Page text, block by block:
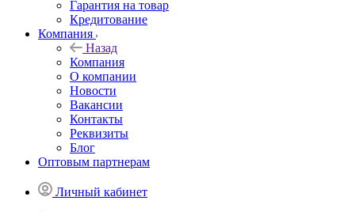
Гарантия на товар
Кредитование
Компания
Назад
Компания
О компании
Новости
Вакансии
Контакты
Реквизиты
Блог
Оптовым партнерам
Личный кабинет